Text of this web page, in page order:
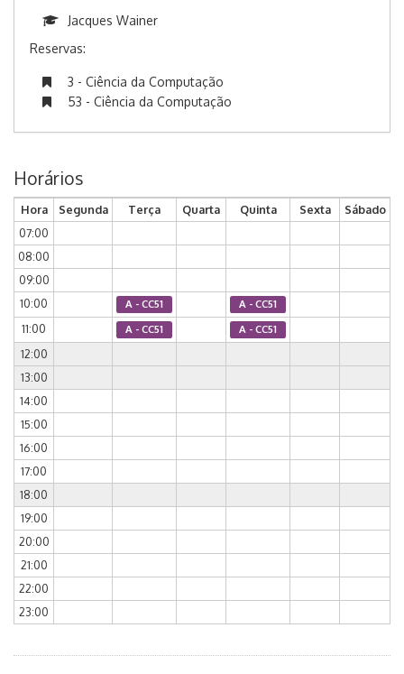
Jacques Wainer
Reservas:
3 - Ciência da Computação
53 - Ciência da Computação
Horários
Hora Segunda Terça Quarta Quinta Sexta
Sábado
07:00
08:00
09:00
10:00
A - CC51 A - CC51
11:00 A - CC51 A - CC51
12:00
13:00
14:00
15:00
16:00
17:00
18:00
19:00
20:00
21:00
22:00
23:00